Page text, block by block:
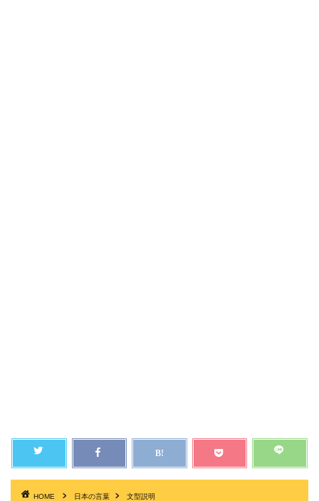
HOME 日本の言葉 文型説明